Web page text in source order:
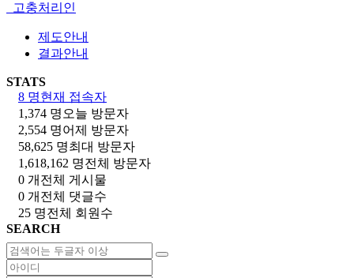
고충처리인
제도안내
결과안내
STATS
8 명현재 접속자
1,374 명오늘 방문자
2,554 명어제 방문자
58,625 명최대 방문자
1,618,162 명전체 방문자
0 개 전체 게시물
0 개 전체 댓글수
25 명전체 회원수
SEARCH